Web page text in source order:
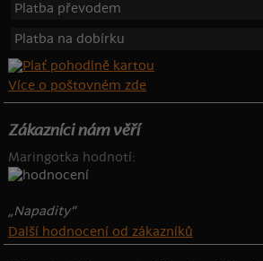
Platba převodem
Platba na dobírku
Více o poštovném zde
Zákazníci nám věří
Maringotka hodnotí:
„Napadity“
Další hodnocení od zákazníků